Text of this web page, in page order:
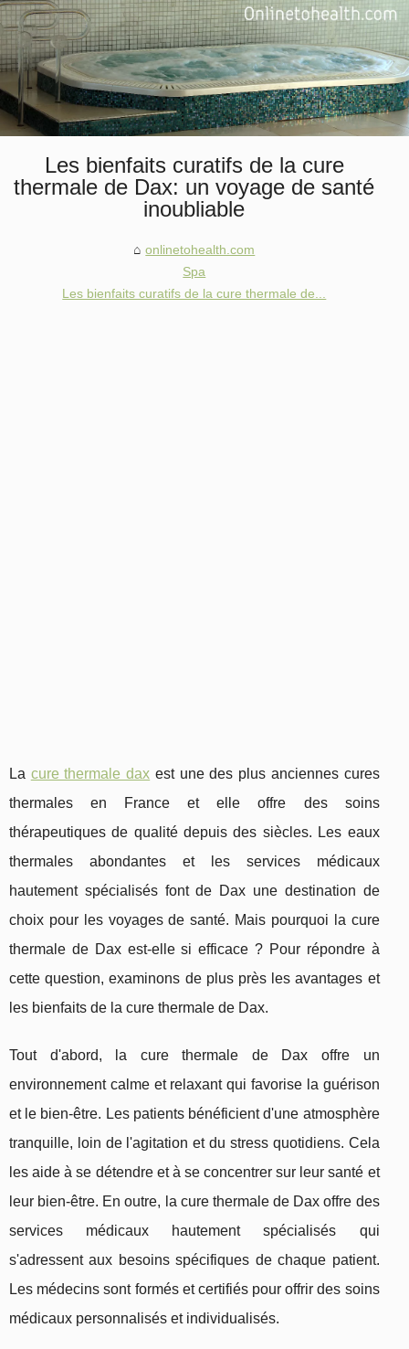
Les bienfaits curatifs de la cure
thermale de Dax: un voyage de santé
inoubliable
onlinetohealth.com
Spa
Les bienfaits curatifs de la cure thermale de...
La cure thermale dax est une des plus anciennes cures
thermales en France et elle offre des soins
thérapeutiques de qualité depuis des siècles. Les eaux
thermales abondantes et les services médicaux
hautement spécialisés font de Dax une destination de
choix pour les voyages de santé. Mais pourquoi la cure
thermale de Dax est-elle si efficace ? Pour répondre à
cette question, examinons de plus près les avantages et
les bienfaits de la cure thermale de Dax.
Tout d'abord, la cure thermale de Dax offre un
environnement calme et relaxant qui favorise la guérison
et le bien-être. Les patients bénéficient d'une atmosphère
tranquille, loin de l'agitation et du stress quotidiens. Cela
les aide à se détendre et à se concentrer sur leur santé et
leur bien-être. En outre, la cure thermale de Dax offre des
services médicaux hautement spécialisés qui
s'adressent aux besoins spécifiques de chaque patient.
Les médecins sont formés et certifiés pour offrir des soins
médicaux personnalisés et individualisés.